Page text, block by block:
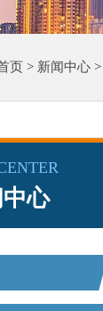
页 > 新闻中心 >
心